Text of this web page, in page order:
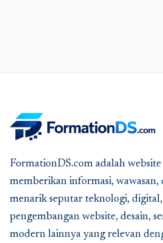
FormationDS.com adalah
memberikan informasi, wawasan,
menarik seputar teknologi,
pengembangan website, desain,
modern lainnya yang relevan